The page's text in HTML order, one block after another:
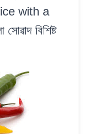
with a
বিশিষ্ট